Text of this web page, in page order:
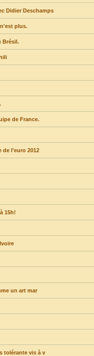
Didier Deschamps
plus.
Brésil.
de France.
de l'euro 2012
15h!
un art mar
tolérante vis à v